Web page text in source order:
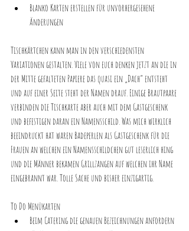
Blanko Karten erstellen für unvorhergesehene
Änderungen
Tischkärtchen kann man in den verschiedensten
Variationen gestalten. Viele von euch denken jetzt an die in
der Mitte gefalteten Papiere das quasi ein „Dach“ entsteht
und auf einer Seite steht der Namen drauf. Einige Brautpaare
verbinden die Tischkarte aber auch mit dem Gastgeschenk
und befestigen daran ein Namensschild. Was mich wirklich
beeindruckt hat waren Badeperlen als Gastgeschenk für die
Frauen an welchen ein Namensschildchen gut leserlich hing
und die Männer bekamen Grillzangen auf welchen ihr Name
eingebrannt war. Tolle Sache und bisher einzigartig.
To Do Menükarten
Beim Catering die genauen Bezeichnungen anfordern